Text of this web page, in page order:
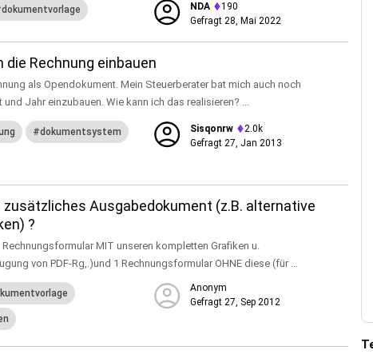
NDA
190
Gefragt 28, Mai 2022
dokumentvorlage
Rechnung einbauen
als Opendokument. Mein Steuerberater bat mich auch noch
Jahr einzubauen. Wie kann ich das realisieren? ...
Sisqonrw
2.0k
Gefragt 27, Jan 2013
dokumentsystem
zusätzliches Ausgabedokument (z.B. alternative
?
MIT unseren kompletten Grafiken u.
von PDF-Rg,.)und 1 Rechnungsformular OHNE diese (für ...
Anonym
Gefragt 27, Sep 2012